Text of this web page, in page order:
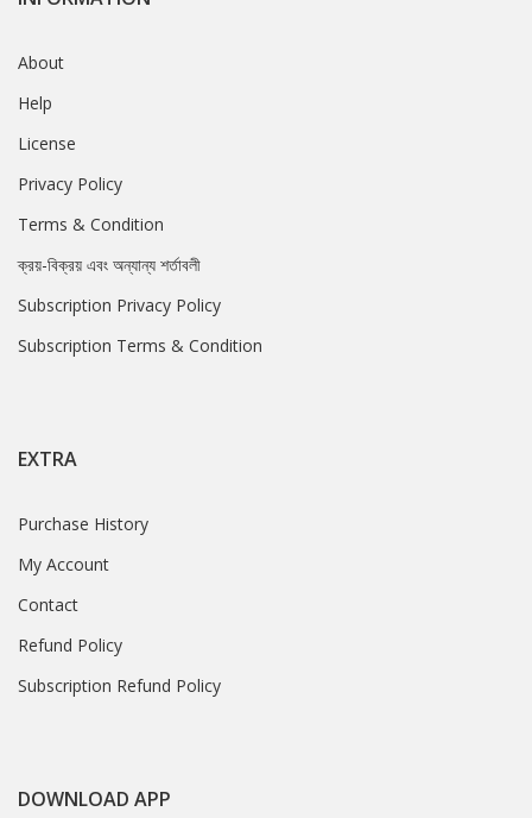
About
Help
License
Privacy Policy
Terms & Condition
ক্রয়-বিক্রয় এবং অন্যান্য শর্তাবলী
Subscription Privacy Policy
Subscription Terms & Condition
EXTRA
Purchase History
My Account
Contact
Refund Policy
Subscription Refund Policy
DOWNLOAD APP